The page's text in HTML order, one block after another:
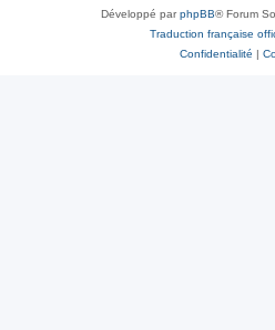
Développé parphpBB® Forum
Traduction française
Confidentialité |